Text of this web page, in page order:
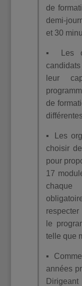
de
demi-
et 30
▪ Les
leur
de
▪ Les
choisir
pour
17
le
telle que
▪
années